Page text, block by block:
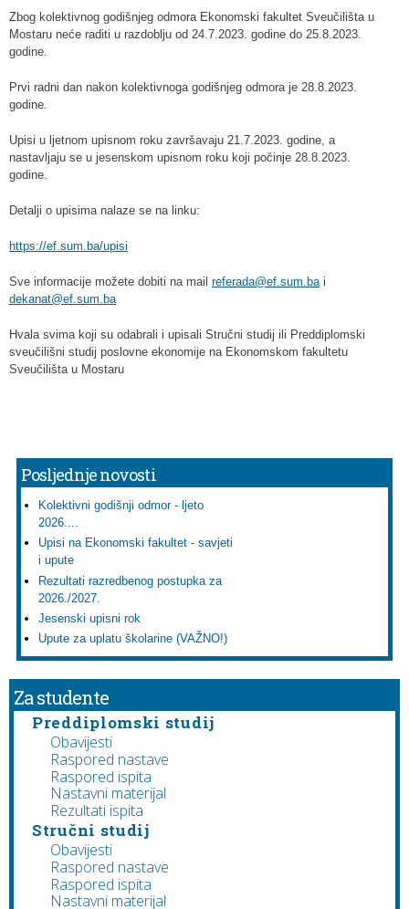
Zbog kolektivnog godišnjeg odmora Ekonomski fakultet Sveučilišta u
Mostaru neće raditi u razdoblju od 24.7.2023. godine do 25.8.2023.
godine.
Prvi radni dan nakon kolektivnoga godišnjeg odmora je 28.8.2023.
godine.
Upisi u ljetnom upisnom roku završavaju 21.7.2023. godine, a
nastavljaju se u jesenskom upisnom roku koji počinje 28.8.2023.
godine.
Detalji o upisima nalaze se na linku:
https://ef.sum.ba/upisi
Sve informacije možete dobiti na mail referada@ef.sum.bai
dekanat@ef.sum.ba
Hvala svima koji su odabrali i upisali Stručni studij ili Preddiplomski
sveučilišni studij poslovne ekonomije na Ekonomskom fakultetu
Sveučilišta u Mostaru
Posljednje novosti
Kolektivni godišnji odmor - ljeto
2026....
Upisi na Ekonomski fakultet - savjeti
i upute
Rezultati razredbenog postupka za
2026./2027.
Jesenski upisni rok
Upute za uplatu školarine (VAŽNO!)
Za studente
Preddiplomski studij
Obavijesti
Raspored nastave
Raspored ispita
Nastavni materijal
Rezultati ispita
Stručni studij
Obavijesti
Raspored nastave
Raspored ispita
Nastavni materijal